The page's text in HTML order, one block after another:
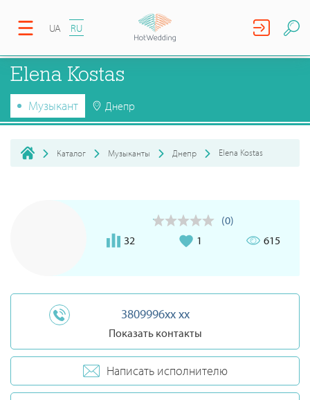
UA RU
Elena Kostas
Музыкант Днепр
Каталог Музыканты Днепр Elena Kostas
(0)
32
1 615
3809996xx xx
Показать контакты
Написать исполнителю